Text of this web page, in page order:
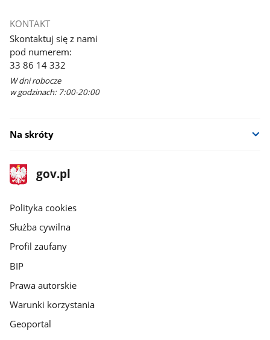
KONTAKT
Skontaktuj się z nami
pod numerem:
33 86 14 332
W dni robocze
w godzinach: 7:00-20:00
Na skróty
stopka
gov.pl
Strona
gov.pl
gov.pl
Polityka cookies
Służba cywilna
Profil zaufany
BIP
Prawa autorskie
Warunki korzystania
Geoportal